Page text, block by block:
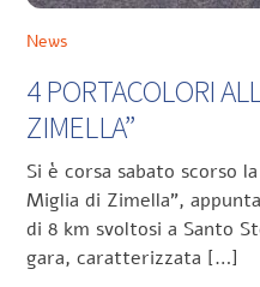
News
4 PORTACOLORI
ZIMELLA”
Si è corsa sabato scorso
Miglia di Zimella”,
di 8 km svoltosi a Santo
gara, caratterizzata […]